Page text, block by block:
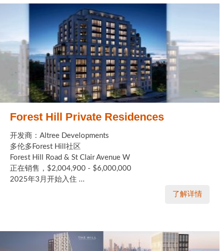
Forest Hill Private Residences
开发商：Altree Developments
多伦多Forest Hill社区
Forest Hill Road & St Clair Avenue W
正在销售，$2,004,900 - $6,000,000
2025年3月开始入住 ...
了解详情